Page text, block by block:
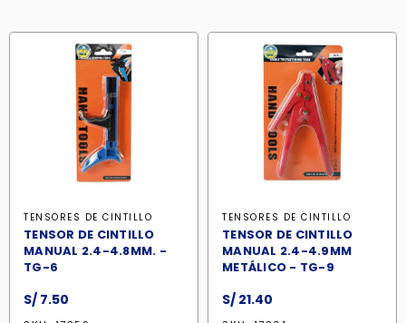
TENSORES DE CINTILLO
TENSOR DE CINTILLO
MANUAL 2.4-4.8MM. -
TG-6
S/ 7.50
TENSORES DE CINTILLO
TENSOR DE CINTILLO
MANUAL 2.4-4.9MM
METÁLICO - TG-9
S/ 21.40